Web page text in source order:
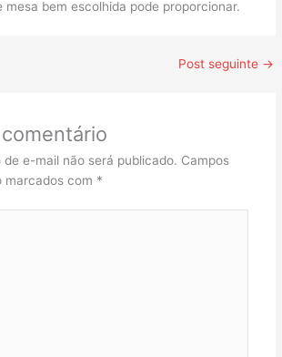
mesa bem escolhida pode proporcionar.
Post seguinte →
de e-mail não será publicado. Campos
marcados com *